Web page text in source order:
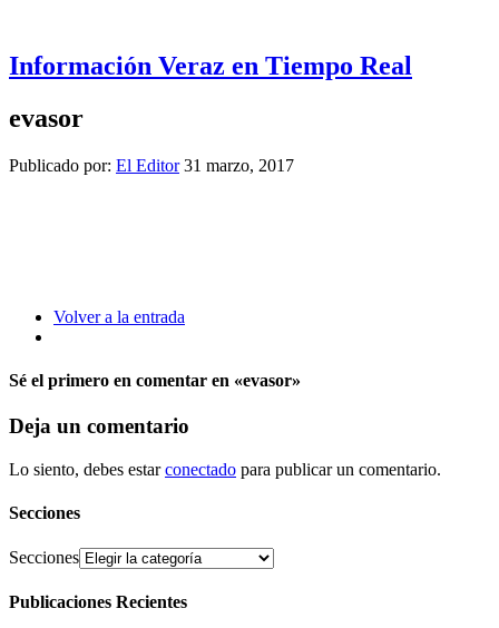
Información Veraz en Tiempo Real
evasor
Publicado por: El Editor 31 marzo, 2017
Volver a la entrada
Sé el primero en comentar en «evasor»
Deja un comentario
Lo siento, debes estarconectado para publicar un comentario.
Secciones
Secciones
Publicaciones Recientes